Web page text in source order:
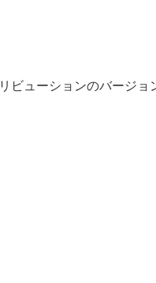
ビューションのバージョ